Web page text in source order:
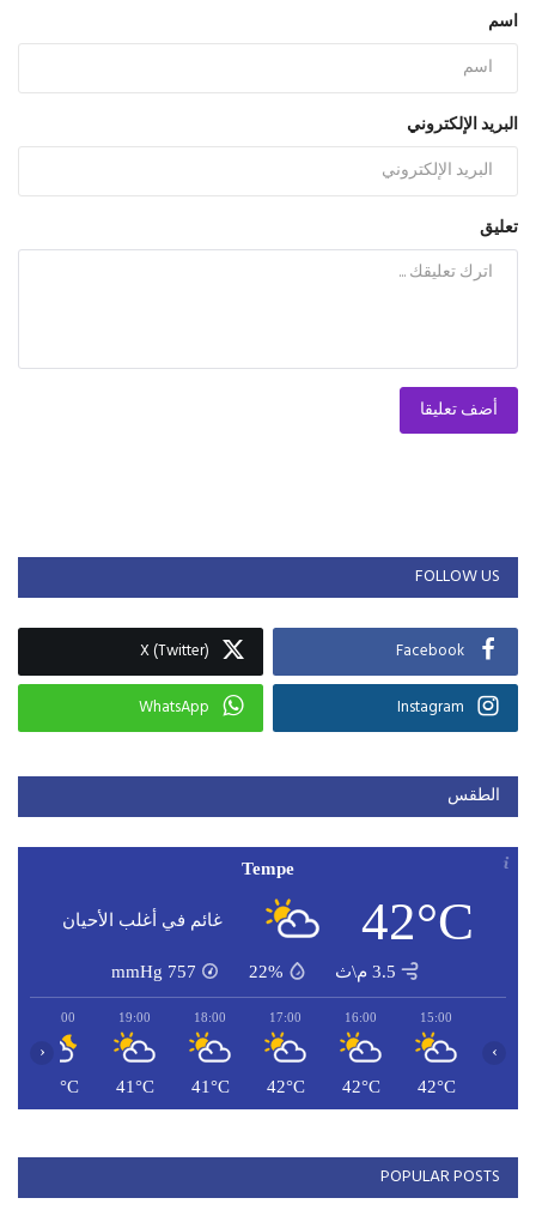
اسم
البريد الإلكتروني
تعليق
أضف تعليقا
FOLLOW US
Facebook
X (Twitter)
Instagram
WhatsApp
الطقس
Tempe
42°C غائم في أغلب الأحيان
3.5 م\ث 22%
757
mmHg
15:00
42°C
16:00
42°C
17:00
42°C
18:00
41°C
19:00
41°C
20:00
41°C
‹ ›
POPULAR POSTS